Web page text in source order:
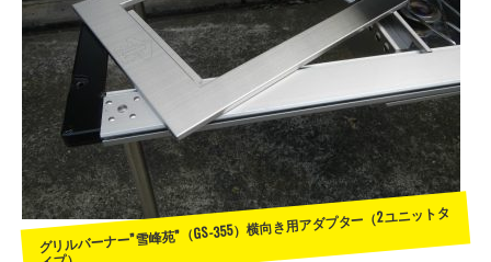
グリルバーナー”雪峰苑”（GS-355）横向き用アダプター（2ユニットタ